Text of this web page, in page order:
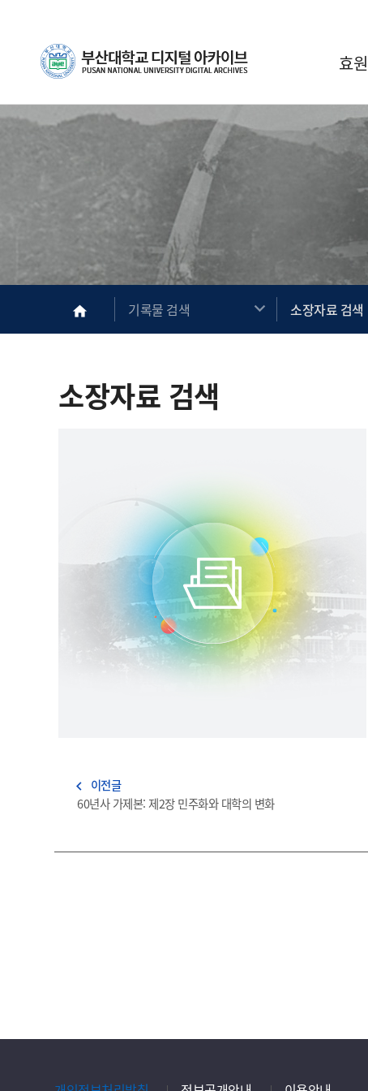
효
home 기록물 검색 소장자료 검색
소장자료 검색
navigate_before 이전글
60년사 가제본: 제2장 민주화와 대학의 변화